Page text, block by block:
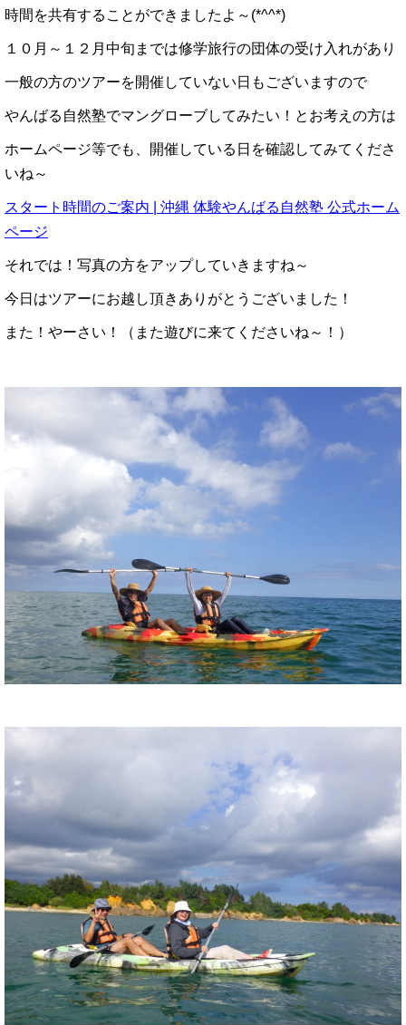
時間を共有することができましたよ～(*^^*)
１０月～１２月中旬までは修学旅行の団体の受け入れがあり
一般の方のツアーを開催していない日もございますので
やんばる自然塾でマングローブしてみたい！とお考えの方は
ホームページ等でも、開催している日を確認してみてくださ
いね～
スタート時間のご案内 | 沖縄 体験やんばる自然塾 公式ホーム
ページ
それでは！写真の方をアップしていきますね～
今日はツアーにお越し頂きありがとうございました！
また！やーさい！（また遊びに来てくださいね～！）